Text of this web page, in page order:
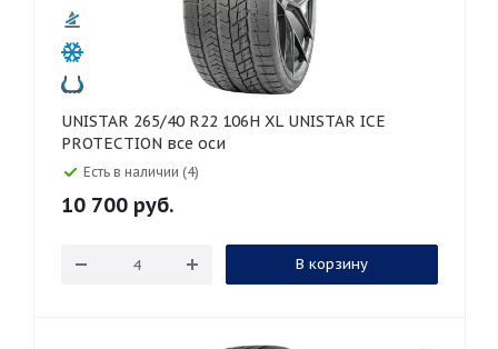
UNISTAR 265/40 R22 106H XL UNISTAR ICE
PROTECTION все оси
Есть в наличии (4)
10 700 руб.
В корзину